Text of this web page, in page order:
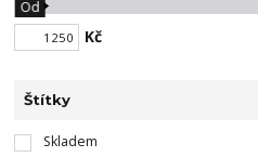
Kč
Od
Štítky
Skladem